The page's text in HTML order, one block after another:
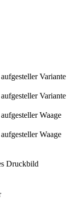
Variante
Variante
Waage
Waage
Druckbild